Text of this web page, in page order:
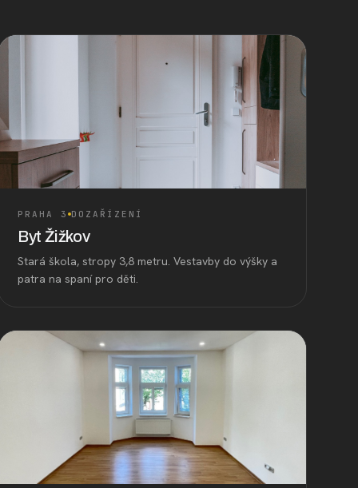
PRAHA 3 DOZAŘÍZENÍ
Byt Žižkov
Stará škola, stropy 3,8 metru. Vestavby do výšky a
patra na spaní pro děti.